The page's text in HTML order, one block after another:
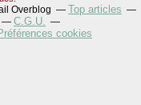
Overblog
Top articles
C.G.U.
cookies